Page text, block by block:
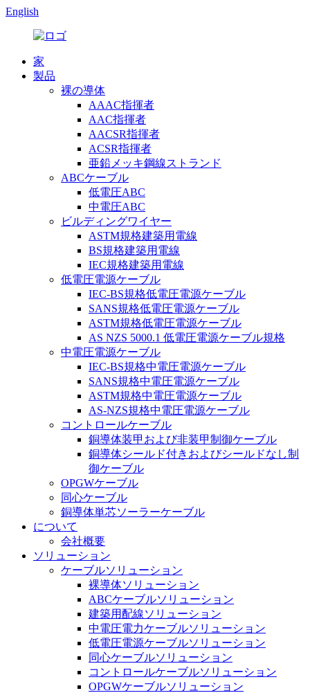
English
家
製品
裸の導体
AAAC指揮者
AAC指揮者
AACSR指揮者
ACSR指揮者
亜鉛メッキ鋼線ストランド
ABCケーブル
低電圧ABC
中電圧ABC
ビルディングワイヤー
ASTM規格建築用電線
BS規格建築用電線
IEC規格建築用電線
低電圧電源ケーブル
IEC-BS規格低電圧電源ケーブル
SANS規格低電圧電源ケーブル
ASTM規格低電圧電源ケーブル
AS NZS 5000.1 低電圧電源ケーブル規格
中電圧電源ケーブル
IEC-BS規格中電圧電源ケーブル
SANS規格中電圧電源ケーブル
ASTM規格中電圧電源ケーブル
AS-NZS規格中電圧電源ケーブル
コントロールケーブル
銅導体装甲および非装甲制御ケーブル
銅導体シールド付きおよびシールドなし制
御ケーブル
OPGWケーブル
同心ケーブル
銅導体単芯ソーラーケーブル
について
会社概要
ソリューション
ケーブルソリューション
裸導体ソリューション
ABCケーブルソリューション
建築用配線ソリューション
中電圧電力ケーブルソリューション
低電圧電源ケーブルソリューション
同心ケーブルソリューション
コントロールケーブルソリューション
OPGWケーブルソリューション